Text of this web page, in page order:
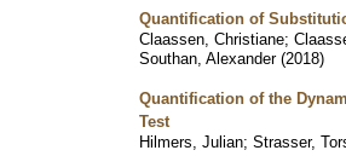
Quantification of
Claassen, Christiane;
Southan, Alexander (2018)
Quantification of the
Test
Hilmers, Julian; Strasser,